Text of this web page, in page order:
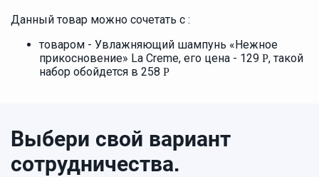
Данный товар можно сочетать с :
товаром - Увлажняющий шампунь «Нежное
прикосновение» La Creme, его цена - 129 Р, такой
набор обойдется в 258 Р
Выбери свой вариант
сотрудничества.